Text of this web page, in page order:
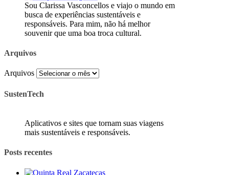
Sou Clarissa Vasconcellos e viajo o mundo em
busca de experiências sustentáveis e
responsáveis. Para mim, não há melhor
souvenir que uma boa troca cultural.
Arquivos
Arquivos
SustenTech
Aplicativos e sites que tornam suas viagens
mais sustentáveis e responsáveis.
Posts recentes